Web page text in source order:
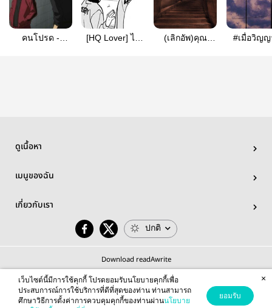
คนโปรด -
[HQ Lover] ไอ
(เลิกอัพ)คุณ
#เมื่อวิญ
ดูเนื้อหา
เมนูของฉัน
เกี่ยวกับเรา
ปกติ
Download readAwrite
© 2026 readAwrite.com by MEB Corporation Public Company Limited
เว็บไซต์นี้มีการใช้คุกกี้ โปรดยอมรับนโยบายคุกกี้เพื่อ
ประสบการณ์การใช้บริการที่ดีที่สุดของท่าน ท่านสามารถ
ศึกษาวิธีการตั้งค่าการควบคุมคุกกี้ของท่านผ่านนโยบาย
ยอมรับ
×